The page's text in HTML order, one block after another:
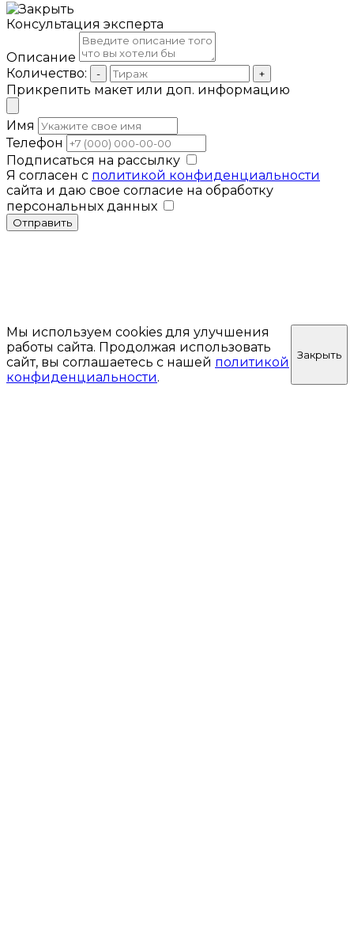
Консультация эксперта
Описание
Количество:
- +
Прикрепить макет или доп. информацию
Имя
Телефон
Подписаться на рассылку
Я согласен с политикой конфиденциальности
сайта и даю свое согласие на обработку
персональных данных
Отправить
Мы используем cookies для улучшения
работы сайта. Продолжая использовать
сайт, вы соглашаетесь с нашей политикой
конфиденциальности.
Закрыть